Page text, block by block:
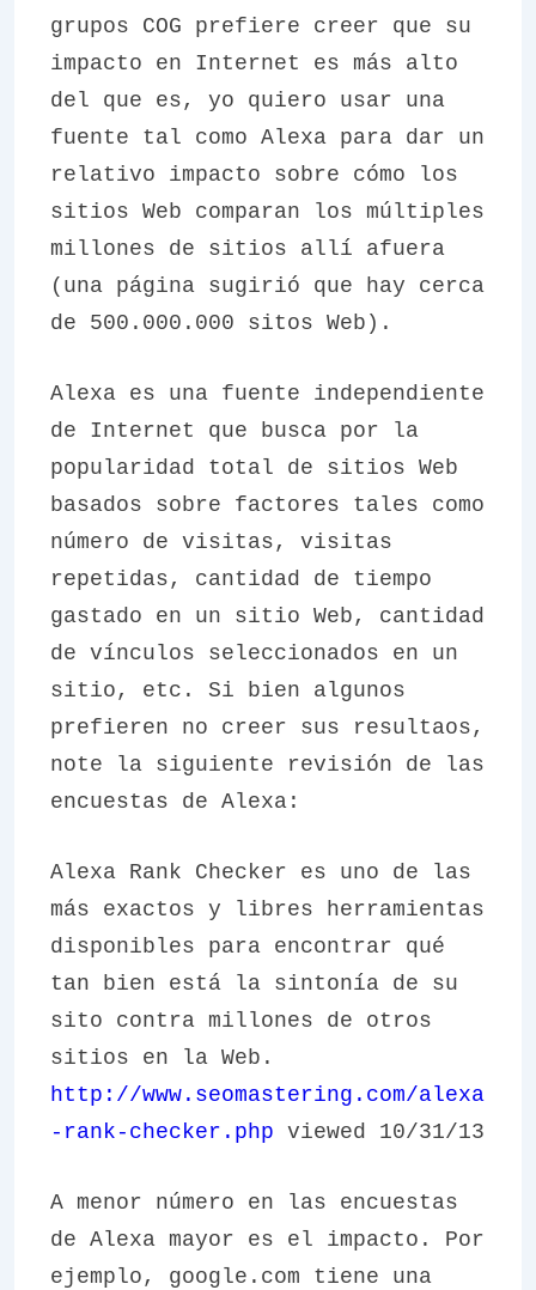
grupos COG prefiere creer que su
impacto en Internet es más alto
del que es, yo quiero usar una
fuente tal como Alexa para dar un
relativo impacto sobre cómo los
sitios Web comparan los múltiples
millones de sitios allí afuera
(una página sugirió que hay cerca
de 500.000.000 sitos Web).
Alexa es una fuente independiente
de Internet que busca por la
popularidad total de sitios Web
basados sobre factores tales como
número de visitas, visitas
repetidas, cantidad de tiempo
gastado en un sitio Web, cantidad
de vínculos seleccionados en un
sitio, etc. Si bien algunos
prefieren no creer sus resultaos,
note la siguiente revisión de las
encuestas de Alexa:
Alexa Rank Checker es uno de las
más exactos y libres herramientas
disponibles para encontrar qué
tan bien está la sintonía de su
sito contra millones de otros
sitios en la Web.
http://www.seomastering.com/alexa
-rank-checker.php viewed 10/31/13
A menor número en las encuestas
de Alexa mayor es el impacto. Por
ejemplo, google.com tiene una